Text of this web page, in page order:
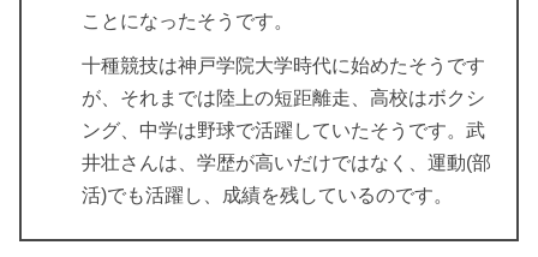
ことになったそうです。
十種競技は神戸学院大学時代に始めたそうです
が、それまでは陸上の短距離走、高校はボクシ
ング、中学は野球で活躍していたそうです。武
井壮さんは、学歴が高いだけではなく、運動(部
活)でも活躍し、成績を残しているのです。